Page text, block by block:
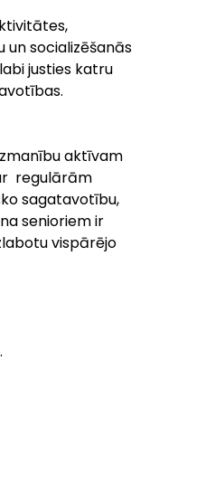
un socializēšanās
justies katru
aktīvam
regulārām
sagatavotību,
senioriem ir
vispārējo